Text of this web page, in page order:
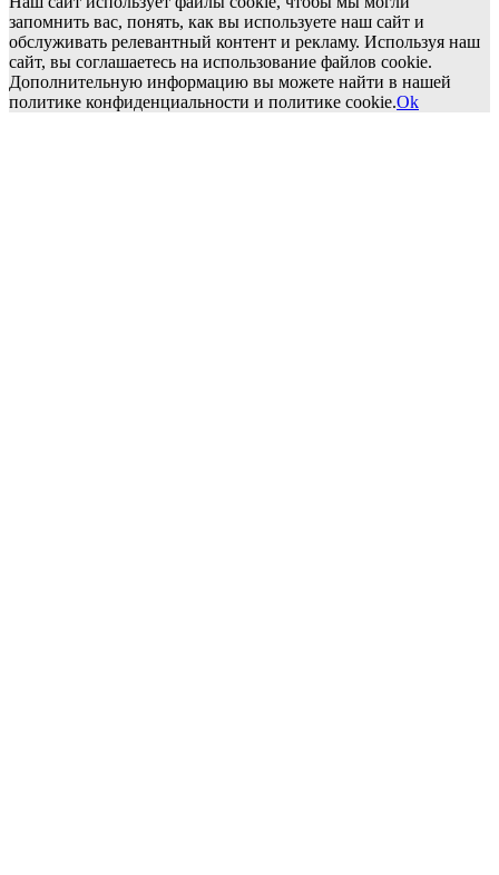
запомнить вас, понять, как вы используете наш сайт и
обслуживать релевантный контент и рекламу. Используя наш
сайт, вы соглашаетесь на использование файлов cookie.
Дополнительную информацию вы можете найти в нашей
политике конфиденциальности и политике cookie.Ok